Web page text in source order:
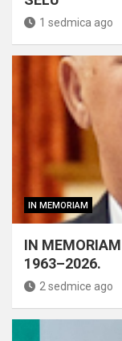
1 sedmica ago
IN MEMORIAM
IN
1963–2026.
2 sedmice ago